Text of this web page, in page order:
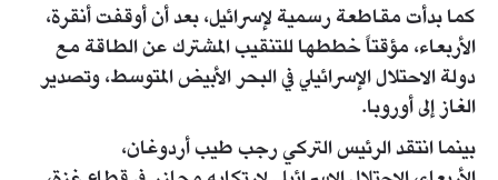
كما بدأت مقاطعة رسمية لإسرائيل، بعد أن أوقفت أنقرة،
الأربعاء، مؤقتاً خططها للتنقيب المشترك عن الطاقة مع
دولة الاحتلال الإسرائيلي في البحر الأبيض المتوسط، وتصدير
الغاز إلى أوروبا.
بينما انتقد الرئيس التركي رجب طيب أردوغان،